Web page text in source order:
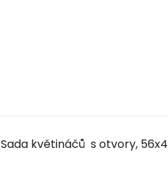
Sada květináčů s otvory,